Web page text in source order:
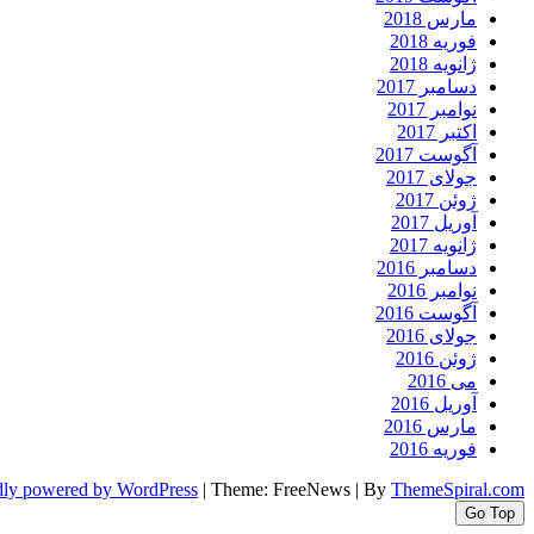
مارس 2018
فوریه 2018
ژانویه 2018
دسامبر 2017
نوامبر 2017
اکتبر 2017
آگوست 2017
جولای 2017
ژوئن 2017
آوریل 2017
ژانویه 2017
دسامبر 2016
نوامبر 2016
آگوست 2016
جولای 2016
ژوئن 2016
می 2016
آوریل 2016
مارس 2016
فوریه 2016
powered by WordPress | Theme: FreeNews | By ThemeSpiral.com
Go Top